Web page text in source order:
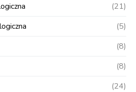
(21)
(5)
(8)
(8)
(24)